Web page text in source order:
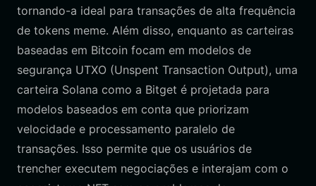
tornando-a ideal para transações de alta frequência
de tokens meme. Além disso, enquanto as carteiras
baseadas em Bitcoin focam em modelos de
segurança UTXO (Unspent Transaction Output), uma
carteira Solana como a Bitget é projetada para
modelos baseados em conta que priorizam
velocidade e processamento paralelo de
transações. Isso permite que os usuários de
trencher executem negociações e interajam com o